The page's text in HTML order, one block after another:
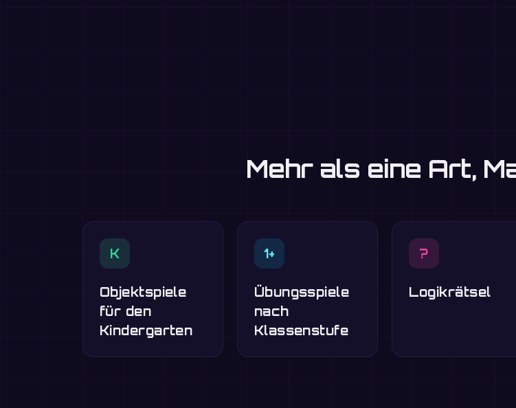
Mehr als eine Art,
K
Objektspiele
für den
Kindergarten
1+
Übungsspiele
nach
Klassenstufe
?
Logikrätsel